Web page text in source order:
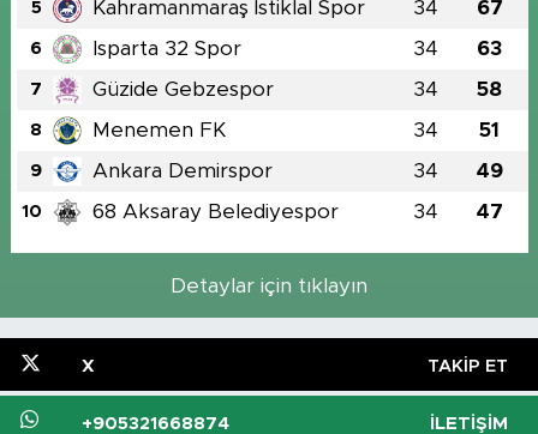
5 Kahramanmaraş İstiklal Spor 34 67
6 Isparta 32 Spor 34 63
7 Güzide Gebzespor 34 58
8 Menemen FK 34 51
9 Ankara Demirspor 34 49
10 68 Aksaray Belediyespor 34 47
Detaylar için tıklayın
X TAKIP ET
+905321668874 İLETIŞIM